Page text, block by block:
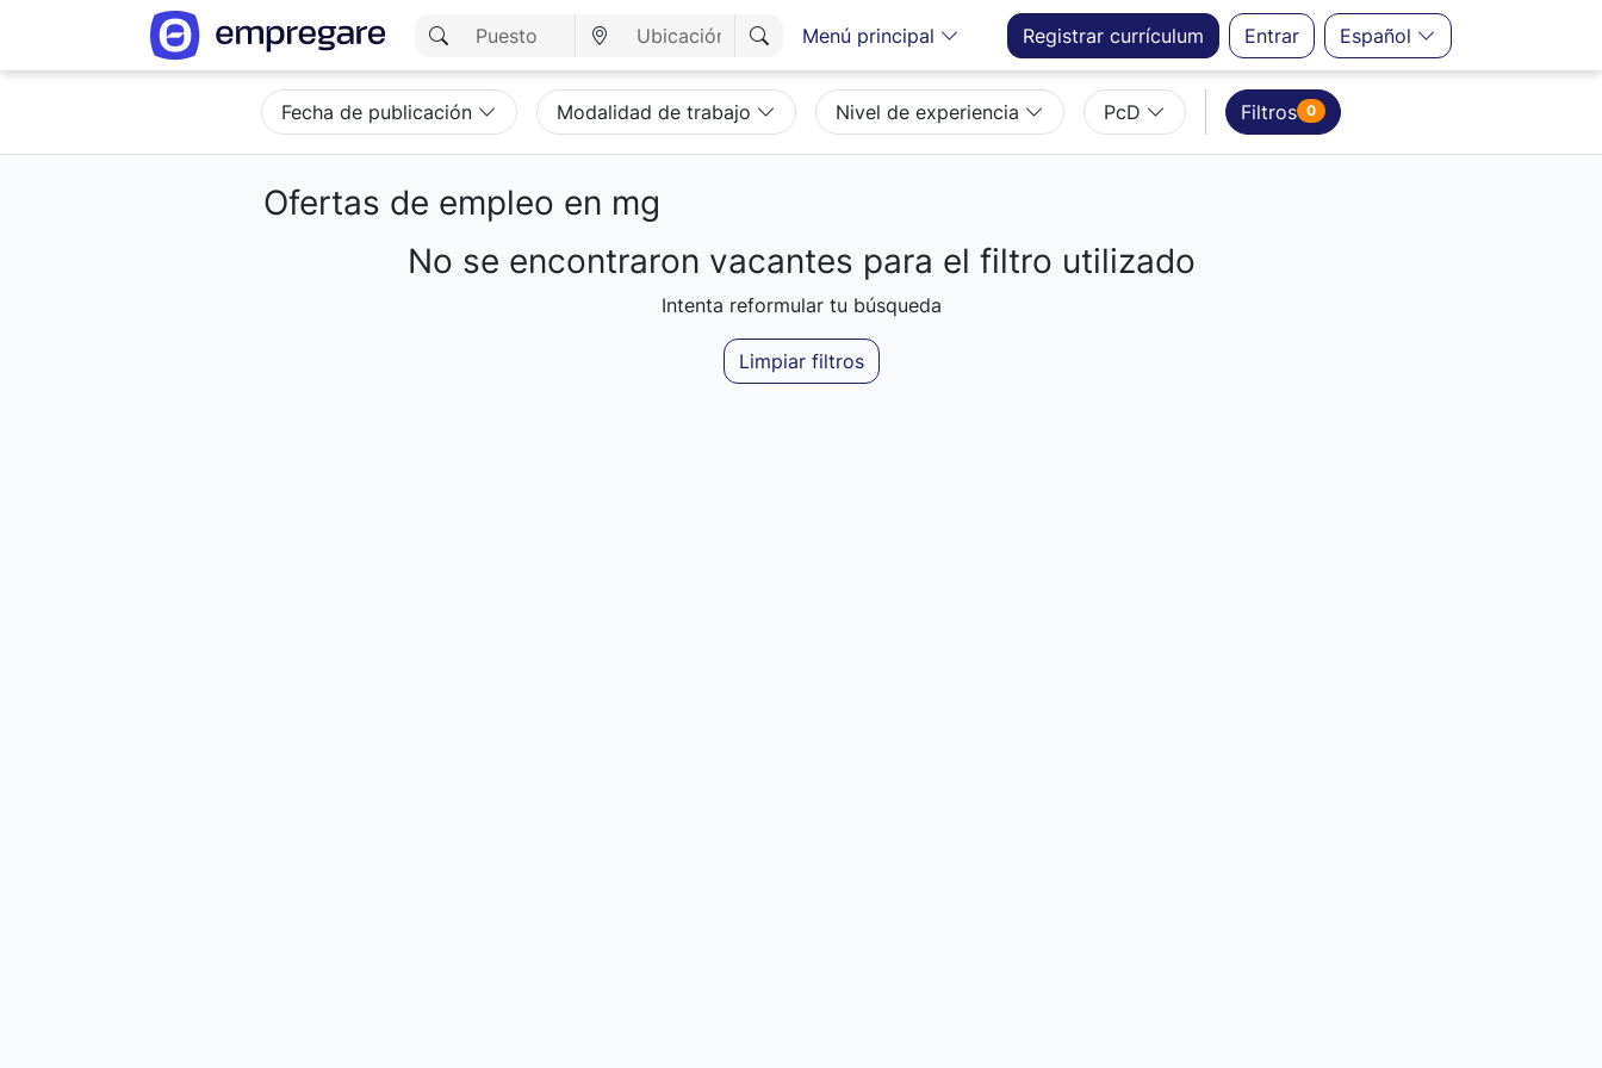
Menú principal Registrar currículum Entrar Español
Fecha de publicación Modalidad de trabajo Nivel de experiencia PcD Filtros 0
Ofertas de empleo en mg
Cargando resultados...No se encontraron vacantes para el filtro utilizado
Intenta reformular tu búsqueda
Limpiar filtros